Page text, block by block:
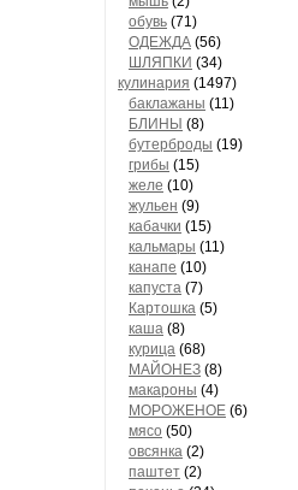
обувь (71)
ОДЕЖДА (56)
ШЛЯПКИ (34)
кулинария (1497)
баклажаны (11)
БЛИНЫ (8)
бутерброды (19)
грибы (15)
желе (10)
жульен (9)
кабачки (15)
кальмары (11)
канапе (10)
капуста (7)
Картошка (5)
каша (8)
курица (68)
МАЙОНЕЗ (8)
макароны (4)
МОРОЖЕНОЕ (6)
мясо (50)
овсянка (2)
паштет (2)